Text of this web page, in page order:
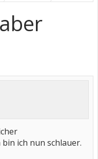
ich nun schlauer.